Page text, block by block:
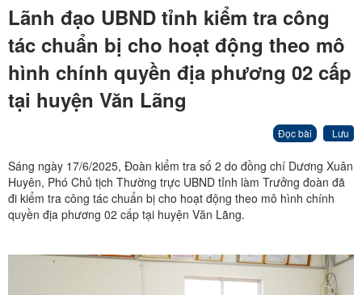
Lãnh đạo UBND tỉnh kiểm tra công
tác chuẩn bị cho hoạt động theo mô
hình chính quyền địa phương 02 cấp
tại huyện Văn Lãng
Đọc bài Lưu
Sáng ngày 17/6/2025, Đoàn kiểm tra số 2 do đồng chí Dương Xuân
Huyên, Phó Chủ tịch Thường trực UBND tỉnh làm Trưởng đoàn đã
đi kiểm tra công tác chuẩn bị cho hoạt động theo mô hình chính
quyền địa phương 02 cấp tại huyện Văn Lãng.